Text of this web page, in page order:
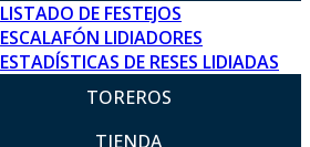
LISTADO DE FESTEJOS
ESCALAFÓN LIDIADORES
ESTADÍSTICAS DE RESES LIDIADAS
TOREROS
TIENDA